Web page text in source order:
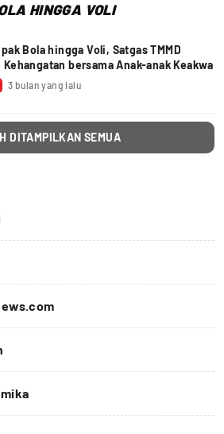
HINGGA VOLI
Bola hingga Voli, Satgas TMMD
Kehangatan bersama Anak-anak Keakwa
3 bulan yang lalu
DITAMPILKAN SEMUA